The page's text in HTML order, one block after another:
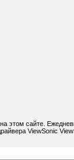
этом сайте.
ViewSonic